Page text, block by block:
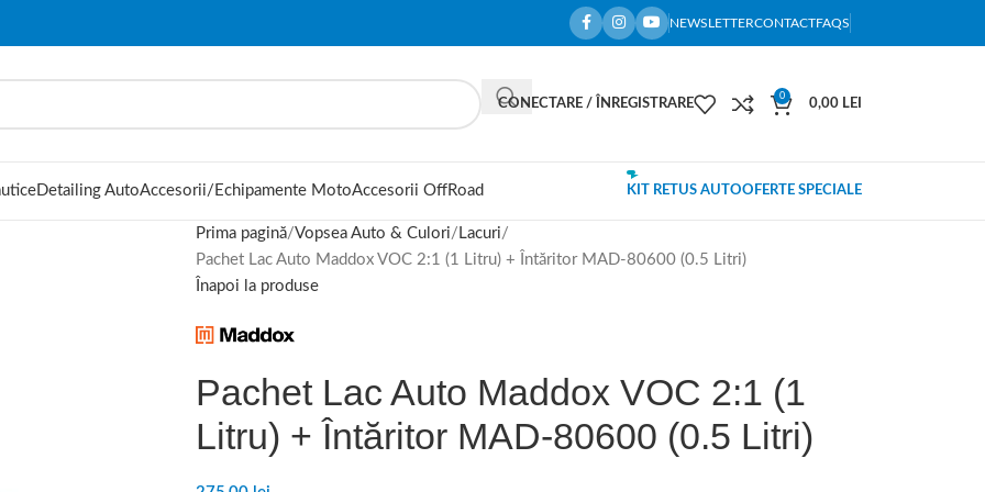
NEWSLETTERCONTACTFAQS
CONECTARE / ÎNREGISTRARE
0
0,00 LEI
Detailing AutoAccesorii/Echipamente MotoAccesorii OffRoad KIT RETUS AUTOOFERTE SPECIALE
Prima pagină Vopsea Auto & Culori
Lacuri
Pachet Lac Auto Maddox VOC 2:1 (1 Litru) + Întăritor MAD-80600 (0.5 Litri)
Înapoi la produse
Pachet Lac Auto Maddox VOC 2:1 (1
Litru) + Întăritor MAD-80600 (0.5 Litri)